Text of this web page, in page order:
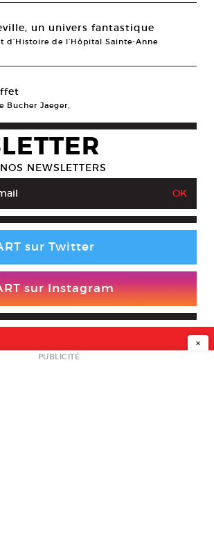
un univers fantastique
d’Histoire de l’Hôpital Sainte-Anne
Bucher Jaeger,
NEWSLETTERS
sur Twitter
sur Instagram
×
PUBLICITÉ